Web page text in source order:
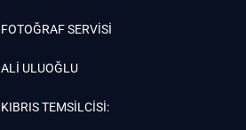
FOTOĞRAF SERVİSİ
ALİ ULUOĞLU
KIBRIS TEMSİLCİSİ: